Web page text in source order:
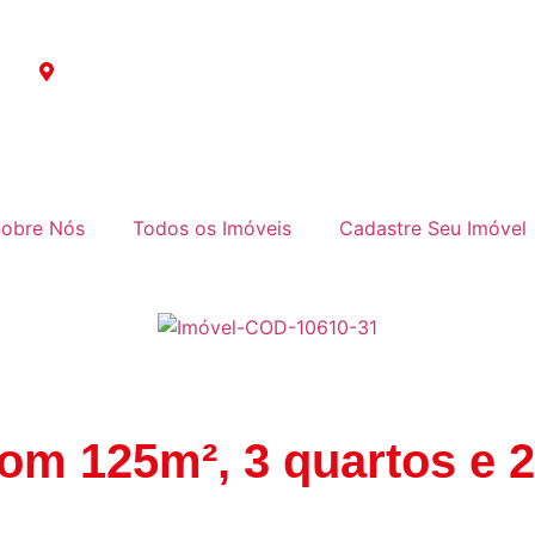
Nós Todos os Imóveis Cadastre Seu Imóvel
125m², 3 quartos e